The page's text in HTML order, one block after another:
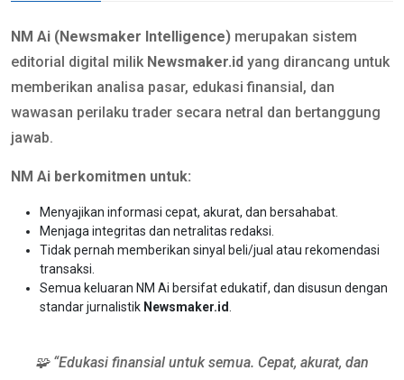
NM Ai (Newsmaker Intelligence) merupakan sistem
editorial digital milik Newsmaker.id yang dirancang untuk
memberikan analisa pasar, edukasi finansial, dan
wawasan perilaku trader secara netral dan bertanggung
jawab.
NM Ai berkomitmen untuk:
Menyajikan informasi cepat, akurat, dan bersahabat.
Menjaga integritas dan netralitas redaksi.
Tidak pernah memberikan sinyal beli/jual atau rekomendasi
transaksi.
Semua keluaran NM Ai bersifat edukatif, dan disusun dengan
standar jurnalistik Newsmaker.id
🧩 “Edukasi finansial untuk semua. Cepat, akurat, dan